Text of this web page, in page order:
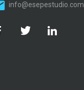
info@esepestudio.com